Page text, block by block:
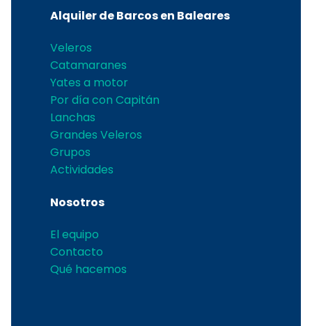
Alquiler de Barcos en Baleares
Veleros
Catamaranes
Yates a motor
Por día con Capitán
Lanchas
Grandes Veleros
Grupos
Actividades
Nosotros
El equipo
Contacto
Qué hacemos